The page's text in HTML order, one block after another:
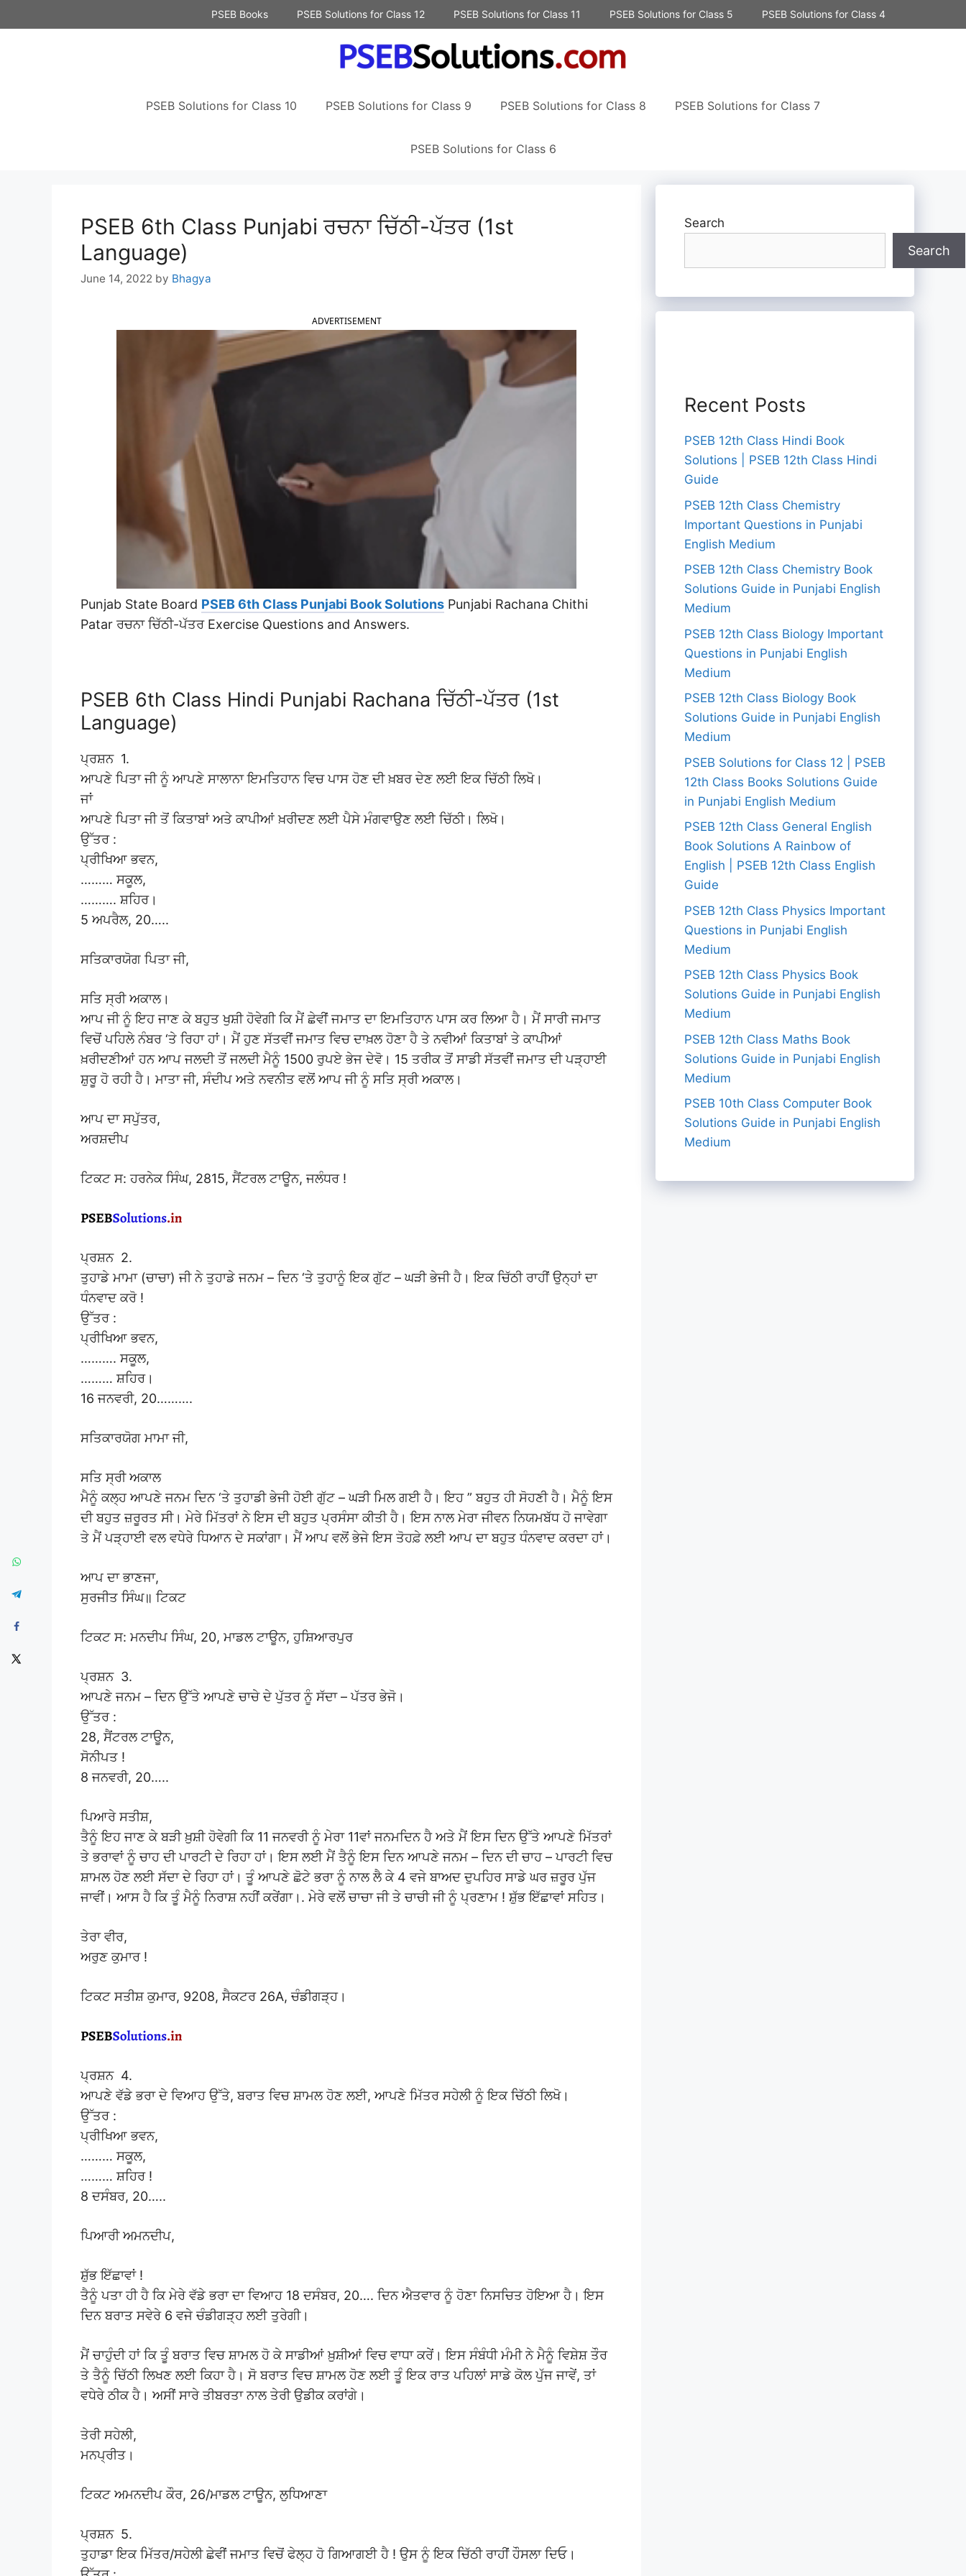
to
PSEB Books PSEB Solutions for Class 12 PSEB Solutions for Class 11 PSEB Solutions for Class 5 PSEB Solutions for Class 4
PSEB Solutions for Class 10 PSEB Solutions for Class 9 PSEB Solutions for Class 8 PSEB Solutions for Class 7
PSEB Solutions for Class 6
PSEB 6th Class Punjabi ਰਚਨਾ ਚਿੱਠੀ-ਪੱਤਰ (1st
Language)
June 14, 2022 by Bhagya
ADVERTISEMENT
Punjab State Board PSEB 6th Class Punjabi Book Solutions Punjabi Rachana Chithi
Patar ਰਚਨਾ ਚਿੱਠੀ-ਪੱਤਰ Exercise Questions and Answers.
PSEB 6th Class Hindi Punjabi Rachana ਚਿੱਠੀ-ਪੱਤਰ (1st
Language)
ਪ੍ਰਸ਼ਨ 1.
ਆਪਣੇ ਪਿਤਾ ਜੀ ਨੂੰ ਆਪਣੇ ਸਾਲਾਨਾ ਇਮਤਿਹਾਨ ਵਿਚ ਪਾਸ ਹੋਣ ਦੀ ਖ਼ਬਰ ਦੇਣ ਲਈ ਇਕ ਚਿੱਠੀ ਲਿਖੋ।
ਜਾਂ
ਆਪਣੇ ਪਿਤਾ ਜੀ ਤੋਂ ਕਿਤਾਬਾਂ ਅਤੇ ਕਾਪੀਆਂ ਖ਼ਰੀਦਣ ਲਈ ਪੈਸੇ ਮੰਗਵਾਉਣ ਲਈ ਚਿੱਠੀ। ਲਿਖੋ।
ਉੱਤਰ :
ਪ੍ਰੀਖਿਆ ਭਵਨ,
……… ਸਕੂਲ,
………. ਸ਼ਹਿਰ।
5 ਅਪਰੈਲ, 20…..
ਸਤਿਕਾਰਯੋਗ ਪਿਤਾ ਜੀ,
ਸਤਿ ਸ੍ਰੀ ਅਕਾਲ।
ਆਪ ਜੀ ਨੂੰ ਇਹ ਜਾਣ ਕੇ ਬਹੁਤ ਖੁਸ਼ੀ ਹੋਵੇਗੀ ਕਿ ਮੈਂ ਛੇਵੀਂ ਜਮਾਤ ਦਾ ਇਮਤਿਹਾਨ ਪਾਸ ਕਰ ਲਿਆ ਹੈ। ਮੈਂ ਸਾਰੀ ਜਮਾਤ
ਵਿਚੋਂ ਪਹਿਲੇ ਨੰਬਰ ‘ਤੇ ਰਿਹਾ ਹਾਂ। ਮੈਂ ਹੁਣ ਸੱਤਵੀਂ ਜਮਾਤ ਵਿਚ ਦਾਖ਼ਲ ਹੋਣਾ ਹੈ ਤੇ ਨਵੀਆਂ ਕਿਤਾਬਾਂ ਤੇ ਕਾਪੀਆਂ
ਖ਼ਰੀਦਣੀਆਂ ਹਨ ਆਪ ਜਲਦੀ ਤੋਂ ਜਲਦੀ ਮੈਨੂੰ 1500 ਰੁਪਏ ਭੇਜ ਦੇਵੋ। 15 ਤਰੀਕ ਤੋਂ ਸਾਡੀ ਸੱਤਵੀਂ ਜਮਾਤ ਦੀ ਪੜ੍ਹਾਈ
ਸ਼ੁਰੂ ਹੋ ਰਹੀ ਹੈ। ਮਾਤਾ ਜੀ, ਸੰਦੀਪ ਅਤੇ ਨਵਨੀਤ ਵਲੋਂ ਆਪ ਜੀ ਨੂੰ ਸਤਿ ਸ੍ਰੀ ਅਕਾਲ।
ਆਪ ਦਾ ਸਪੁੱਤਰ,
ਅਰਸ਼ਦੀਪ
ਟਿਕਟ ਸ: ਹਰਨੇਕ ਸਿੰਘ, 2815, ਸੈਂਟਰਲ ਟਾਊਨ, ਜਲੰਧਰ !
ਪ੍ਰਸ਼ਨ 2.
ਤੁਹਾਡੇ ਮਾਮਾ (ਚਾਚਾ) ਜੀ ਨੇ ਤੁਹਾਡੇ ਜਨਮ – ਦਿਨ ‘ਤੇ ਤੁਹਾਨੂੰ ਇਕ ਗੁੱਟ – ਘੜੀ ਭੇਜੀ ਹੈ। ਇਕ ਚਿੱਠੀ ਰਾਹੀਂ ਉਨ੍ਹਾਂ ਦਾ
ਧੰਨਵਾਦ ਕਰੋ !
ਉੱਤਰ :
ਪ੍ਰੀਖਿਆ ਭਵਨ,
………. ਸਕੂਲ,
……… ਸ਼ਹਿਰ।
16 ਜਨਵਰੀ, 20……….
ਸਤਿਕਾਰਯੋਗ ਮਾਮਾ ਜੀ,
ਸਤਿ ਸ੍ਰੀ ਅਕਾਲ
ਮੈਨੂੰ ਕਲ੍ਹ ਆਪਣੇ ਜਨਮ ਦਿਨ ‘ਤੇ ਤੁਹਾਡੀ ਭੇਜੀ ਹੋਈ ਗੁੱਟ – ਘੜੀ ਮਿਲ ਗਈ ਹੈ। ਇਹ ” ਬਹੁਤ ਹੀ ਸੋਹਣੀ ਹੈ। ਮੈਨੂੰ ਇਸ
ਦੀ ਬਹੁਤ ਜ਼ਰੂਰਤ ਸੀ। ਮੇਰੇ ਮਿੱਤਰਾਂ ਨੇ ਇਸ ਦੀ ਬਹੁਤ ਪ੍ਰਸੰਸਾ ਕੀਤੀ ਹੈ। ਇਸ ਨਾਲ ਮੇਰਾ ਜੀਵਨ ਨਿਯਮਬੱਧ ਹੋ ਜਾਵੇਗਾ
ਤੇ ਮੈਂ ਪੜ੍ਹਾਈ ਵਲ ਵਧੇਰੇ ਧਿਆਨ ਦੇ ਸਕਾਂਗਾ। ਮੈਂ ਆਪ ਵਲੋਂ ਭੇਜੇ ਇਸ ਤੋਹਫ਼ੇ ਲਈ ਆਪ ਦਾ ਬਹੁਤ ਧੰਨਵਾਦ ਕਰਦਾ ਹਾਂ।
ਆਪ ਦਾ ਭਾਣਜਾ,
ਸੁਰਜੀਤ ਸਿੰਘ॥ ਟਿਕਟ
ਟਿਕਟ ਸ: ਮਨਦੀਪ ਸਿੰਘ, 20, ਮਾਡਲ ਟਾਊਨ, ਹੁਸ਼ਿਆਰਪੁਰ
ਪ੍ਰਸ਼ਨ 3.
ਆਪਣੇ ਜਨਮ – ਦਿਨ ਉੱਤੇ ਆਪਣੇ ਚਾਚੇ ਦੇ ਪੁੱਤਰ ਨੂੰ ਸੱਦਾ – ਪੱਤਰ ਭੇਜੋ।
ਉੱਤਰ :
28, ਸੈਂਟਰਲ ਟਾਊਨ,
ਸੋਨੀਪਤ !
8 ਜਨਵਰੀ, 20…..
ਪਿਆਰੇ ਸਤੀਸ਼,
ਤੈਨੂੰ ਇਹ ਜਾਣ ਕੇ ਬੜੀ ਖ਼ੁਸ਼ੀ ਹੋਵੇਗੀ ਕਿ 11 ਜਨਵਰੀ ਨੂੰ ਮੇਰਾ 11ਵਾਂ ਜਨਮਦਿਨ ਹੈ ਅਤੇ ਮੈਂ ਇਸ ਦਿਨ ਉੱਤੇ ਆਪਣੇ ਮਿੱਤਰਾਂ
ਤੇ ਭਰਾਵਾਂ ਨੂੰ ਚਾਹ ਦੀ ਪਾਰਟੀ ਦੇ ਰਿਹਾ ਹਾਂ। ਇਸ ਲਈ ਮੈਂ ਤੈਨੂੰ ਇਸ ਦਿਨ ਆਪਣੇ ਜਨਮ – ਦਿਨ ਦੀ ਚਾਹ – ਪਾਰਟੀ ਵਿਚ
ਸ਼ਾਮਲ ਹੋਣ ਲਈ ਸੱਦਾ ਦੇ ਰਿਹਾ ਹਾਂ। ਤੂੰ ਆਪਣੇ ਛੋਟੇ ਭਰਾ ਨੂੰ ਨਾਲ ਲੈ ਕੇ 4 ਵਜੇ ਬਾਅਦ ਦੁਪਹਿਰ ਸਾਡੇ ਘਰ ਜ਼ਰੂਰ ਪੁੱਜ
ਜਾਵੀਂ। ਆਸ ਹੈ ਕਿ ਤੂੰ ਮੈਨੂੰ ਨਿਰਾਸ਼ ਨਹੀਂ ਕਰੇਂਗਾ।. ਮੇਰੇ ਵਲੋਂ ਚਾਚਾ ਜੀ ਤੇ ਚਾਚੀ ਜੀ ਨੂੰ ਪ੍ਰਣਾਮ ! ਸ਼ੁੱਭ ਇੱਛਾਵਾਂ ਸਹਿਤ।
ਤੇਰਾ ਵੀਰ,
ਅਰੁਣ ਕੁਮਾਰ !
ਟਿਕਟ ਸਤੀਸ਼ ਕੁਮਾਰ, 9208, ਸੈਕਟਰ 26A, ਚੰਡੀਗੜ੍ਹ।
ਪ੍ਰਸ਼ਨ 4.
ਆਪਣੇ ਵੱਡੇ ਭਰਾ ਦੇ ਵਿਆਹ ਉੱਤੇ, ਬਰਾਤ ਵਿਚ ਸ਼ਾਮਲ ਹੋਣ ਲਈ, ਆਪਣੇ ਮਿੱਤਰ ਸਹੇਲੀ ਨੂੰ ਇਕ ਚਿੱਠੀ ਲਿਖੋ।
ਉੱਤਰ :
ਪ੍ਰੀਖਿਆ ਭਵਨ,
……… ਸਕੂਲ,
……… ਸ਼ਹਿਰ !
8 ਦਸੰਬਰ, 20…..
ਪਿਆਰੀ ਅਮਨਦੀਪ,
ਸ਼ੁੱਭ ਇੱਛਾਵਾਂ !
ਤੈਨੂੰ ਪਤਾ ਹੀ ਹੈ ਕਿ ਮੇਰੇ ਵੱਡੇ ਭਰਾ ਦਾ ਵਿਆਹ 18 ਦਸੰਬਰ, 20…. ਦਿਨ ਐਤਵਾਰ ਨੂੰ ਹੋਣਾ ਨਿਸਚਿਤ ਹੋਇਆ ਹੈ। ਇਸ
ਦਿਨ ਬਰਾਤ ਸਵੇਰੇ 6 ਵਜੇ ਚੰਡੀਗੜ੍ਹ ਲਈ ਤੁਰੇਗੀ।
ਮੈਂ ਚਾਹੁੰਦੀ ਹਾਂ ਕਿ ਤੂੰ ਬਰਾਤ ਵਿਚ ਸ਼ਾਮਲ ਹੋ ਕੇ ਸਾਡੀਆਂ ਖ਼ੁਸ਼ੀਆਂ ਵਿਚ ਵਾਧਾ ਕਰੇਂ। ਇਸ ਸੰਬੰਧੀ ਮੰਮੀ ਨੇ ਮੈਨੂੰ ਵਿਸ਼ੇਸ਼ ਤੌਰ
ਤੇ ਤੈਨੂੰ ਚਿੱਠੀ ਲਿਖਣ ਲਈ ਕਿਹਾ ਹੈ। ਸੋ ਬਰਾਤ ਵਿਚ ਸ਼ਾਮਲ ਹੋਣ ਲਈ ਤੂੰ ਇਕ ਰਾਤ ਪਹਿਲਾਂ ਸਾਡੇ ਕੋਲ ਪੁੱਜ ਜਾਵੇਂ, ਤਾਂ
ਵਧੇਰੇ ਠੀਕ ਹੈ। ਅਸੀਂ ਸਾਰੇ ਤੀਬਰਤਾ ਨਾਲ ਤੇਰੀ ਉਡੀਕ ਕਰਾਂਗੇ।
ਤੇਰੀ ਸਹੇਲੀ,
ਮਨਪ੍ਰੀਤ।
ਟਿਕਟ ਅਮਨਦੀਪ ਕੌਰ, 26/ਮਾਡਲ ਟਾਊਨ, ਲੁਧਿਆਣਾ
ਪ੍ਰਸ਼ਨ 5.
ਤੁਹਾਡਾ ਇਕ ਮਿੱਤਰ/ਸਹੇਲੀ ਛੇਵੀਂ ਜਮਾਤ ਵਿਚੋਂ ਫੇਲ੍ਹ ਹੋ ਗਿਆਗਈ ਹੈ ! ਉਸ ਨੂੰ ਇਕ ਚਿੱਠੀ ਰਾਹੀਂ ਹੌਸਲਾ ਦਿਓ।
Search
Search
Recent Posts
PSEB 12th Class Hindi Book
Solutions | PSEB 12th Class Hindi
Guide
PSEB 12th Class Chemistry
Important Questions in Punjabi
English Medium
PSEB 12th Class Chemistry Book
Solutions Guide in Punjabi English
Medium
PSEB 12th Class Biology Important
Questions in Punjabi English
Medium
PSEB 12th Class Biology Book
Solutions Guide in Punjabi English
Medium
PSEB Solutions for Class 12 | PSEB
12th Class Books Solutions Guide
in Punjabi English Medium
PSEB 12th Class General English
Book Solutions A Rainbow of
English | PSEB 12th Class English
Guide
PSEB 12th Class Physics Important
Questions in Punjabi English
Medium
PSEB 12th Class Physics Book
Solutions Guide in Punjabi English
Medium
PSEB 12th Class Maths Book
Solutions Guide in Punjabi English
Medium
PSEB 10th Class Computer Book
Solutions Guide in Punjabi English
Medium